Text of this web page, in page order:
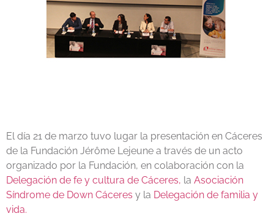
El día 21 de marzo tuvo lugar la presentación en Cáceres
de la Fundación Jérôme Lejeune a través de un acto
organizado por la Fundación, en colaboración con la
Delegación de fe y cultura de Cáceres, la Asociación
Síndrome de Down Cáceres y la Delegación de familia y
vida.